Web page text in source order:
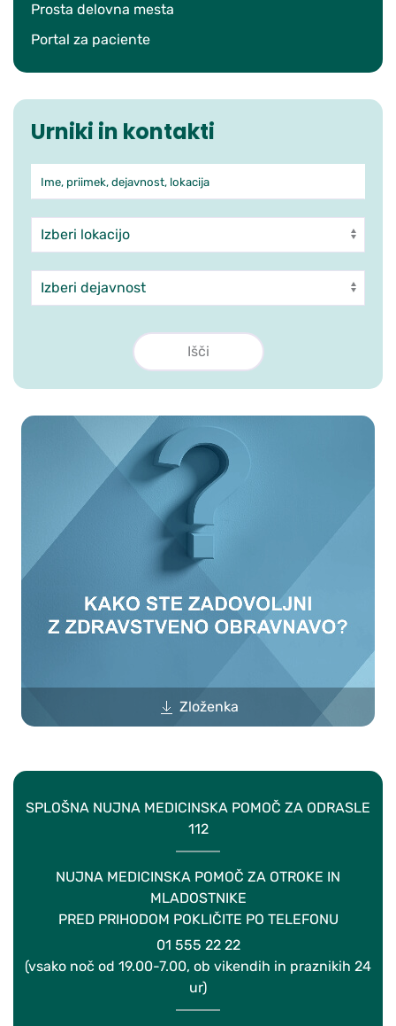
Prosta delovna mesta
Portal za paciente
Urniki in kontakti
Iskanje po ambulantah in
Ime, priimek, dejavnost, lokacija
Enota
Dejavnost
Zloženka
SPLOŠNA NUJNA MEDICINSKA POMOČ ZA ODRASLE
112
NUJNA MEDICINSKA POMOČ ZA OTROKE IN
MLADOSTNIKE
PRED PRIHODOM POKLIČITE PO TELEFONU
01 555 22 22
(vsako noč od 19.00-7.00, ob vikendih in praznikih 24
ur)